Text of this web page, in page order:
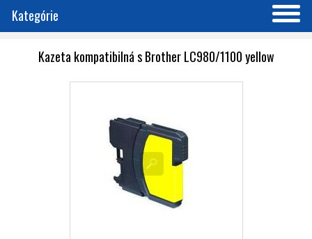
Kategórie
Kazeta kompatibilná s Brother LC980/1100 yellow